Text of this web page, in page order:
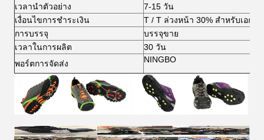
เวลานำตัวอย่าง
7-15 วัน
เงื่อนไขการชำระเงิน
T / T ล่วงหน้า 30% สำหรับเอกส
การบรรจุ
บรรจุขาย
เวลาในการผลิต
30 วัน
พอร์ตการจัดส่ง
NINGBO